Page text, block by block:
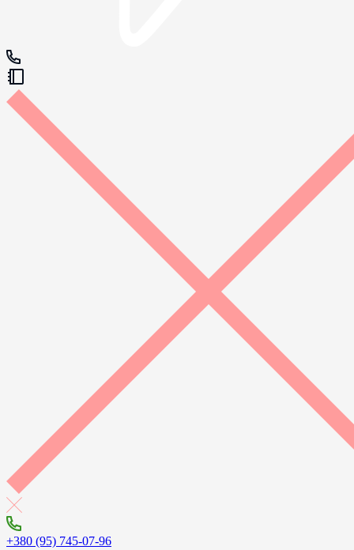
+380 (95) 745-07-96